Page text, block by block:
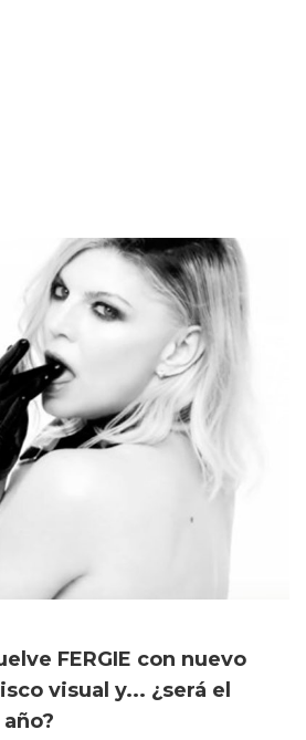
FERGIE con nuevo
visual y... ¿será el